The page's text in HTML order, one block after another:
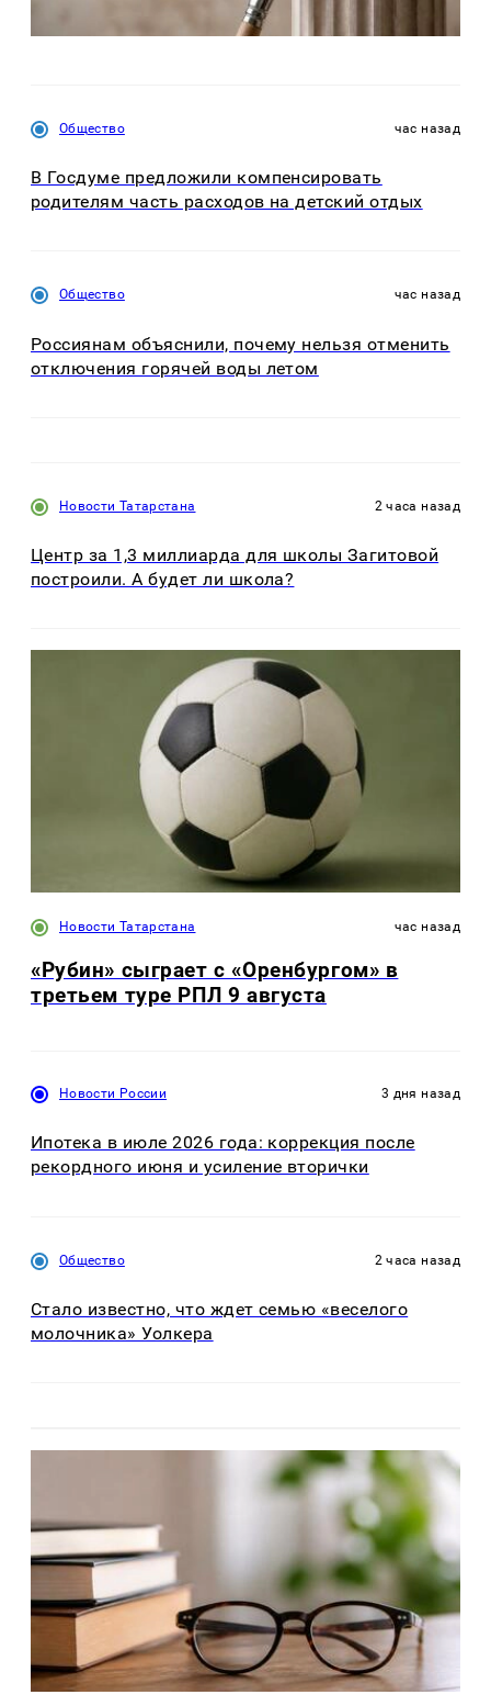
Общество час назад
В Госдуме предложили компенсировать
родителям часть расходов на детский отдых
Общество час назад
Россиянам объяснили, почему нельзя отменить
отключения горячей воды летом
Новости Татарстана 2 часа назад
Центр за 1,3 миллиарда для школы Загитовой
построили. А будет ли школа?
Новости Татарстана час назад
«Рубин» сыграет с «Оренбургом» в
третьем туре РПЛ 9 августа
Новости России 3 дня назад
Ипотека в июле 2026 года: коррекция после
рекордного июня и усиление вторички
Общество 2 часа назад
Стало известно, что ждет семью «веселого
молочника» Уолкера